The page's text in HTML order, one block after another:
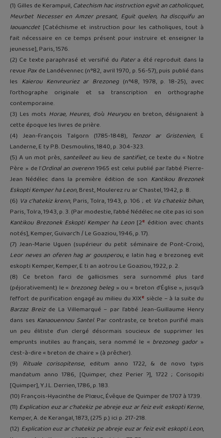
(1) Gilles de Kerampuil, Catechism hac instrvction egvit an catholicquet,
Meurbet Necesser en Amzer presant, Eguit quelen, ha discquifu an
Iaouancdet[Catéchisme et instruction pour les catholiques, tout à
fait nécessaire en ce temps présent pour instruire et enseigner la
jeunesse], Paris, 1576.
(2) Ce texte paraphrasé et versifié du Patera été reproduit dans la
revue Paxde Landévennec (n°82, avril 1970, p. 56-57), puis publié dans
les Kaierou Kenvreuriez ar Brezoneg (n°48, 1978, p. 18-25), avec
l’orthographe originale et sa transcription en orthographe
contemporaine.
(3) Les mots Horae, Heures, d’où Heuryouen breton, désignaient à
cette époque les livres de prière.
(4) Jean-François Talgorn (1785-1848), Tenzor ar Gristenien, E
Landerne, E ty P.B. Desmoulins, 1840, p. 304-323.
(5) A un mot près, santelleetau lieu de santifiet, ce texte du « Notre
Père » de l’Ordinal an overenn1965 est celui publié par l’abbé Pierre-
Jean Nédélec dans la première édition de son Kantikou Brezonek
Eskopti Kemper ha Leon, Brest, Moulerez ru ar C’hastel, 1942, p. 8.
(6) Va c’hatekiz krenn, Paris, Tolra, 1943, p. 106 ; et Va c’hatekiz bihan,
Paris, Tolra, 1943, p. 3. (Par modestie, l’abbé Nédélec ne cite pas ici son
Kantikou Brezonek Eskopti Kemper ha Leon [2e édition avec chants
notés], Kemper, Guivarc’h / Le Goaziou, 1946, p. 17).
(7) Jean-Marie Uguen (supérieur du petit séminaire de Pont-Croix),
Leor neves an oferen hag ar gousperou, e latin hag e brezoneg evit
eskopti Kemper, Kemper, E ti an aotrou Le Goaziou, 1922, p. 2.
(8) Ce breton farci de gallicismes sera surnommé plus tard
(péjorativement) le « brezoneg beleg» ou « breton d’Église », jusqu’à
l’effort de purification engagé au milieu du XIXe siècle – à la suite du
Barzaz Breizde La Villemarqué – par l’abbé Jean-Guillaume Henry
dans ses Kanaouennou Santel. Par contraste, ce breton purifié mais
un peu élitiste d’un clergé désormais soucieux de supprimer les
emprunts inutiles au français, sera nommé le « brezoneg gador»
c’est-à-dire « breton de chaire » (à prêcher).
(9) Rituale corisopitense, editum anno 1722, & de novo typis
mandatum anno 1786, [Quimper, chez Perier ?], 1722 ; Corisopiti
[Quimper], Y.J.L. Derrien, 1786, p. 183.
(10) François-Hyacinthe de Plœuc, Évêque de Quimper de 1707 à 1739.
(11) Explication euz ar c’hatekiz pe abreje euz ar feiz evit eskopti Kerne,
Kemper, A. de Kerangal, 1873, (275 p.) ici p. 217-218.
(12) Explication euz ar c’hatekiz pe abreje euz ar feiz evit eskopti Leon,